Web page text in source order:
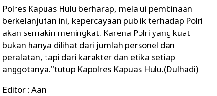
Polres Kapuas Hulu berharap, melalui pembinaan
berkelanjutan ini, kepercayaan publik terhadap Polri
akan semakin meningkat. Karena Polri yang kuat
bukan hanya dilihat dari jumlah personel dan
peralatan, tapi dari karakter dan etika setiap
anggotanya."tutup Kapolres Kapuas Hulu.(Dulhadi)
Editor : Aan